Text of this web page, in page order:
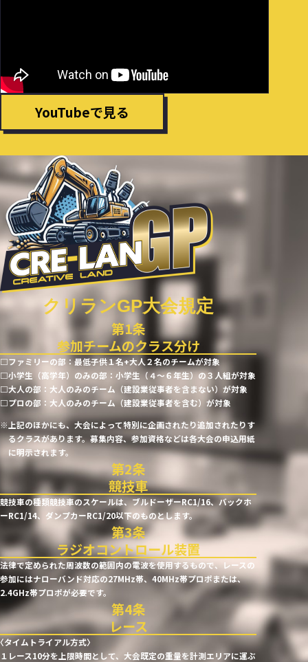
ジ
ン
験
会
を
開
催
の
記
事
を
ェ
ッ
ク
す
る
フ
ァ
感
謝
祭」
に
て
重
機
ラ
ジ
コ
ン
体
験
会
を
開
催
の
事
を
チ
ェ
ッ
ク
す
る
YouTubeで見る
クリランGP大会規定
参加チームのクラス分け
□ファミリーの部：最低子供１名+大人２名のチームが対象
□小学生（高学年）のみの部：小学生（４～６年生）の３人組が対象
□大人の部：大人のみのチーム（建設業従事者を含まない）が対象
□プロの部：大人のみのチーム（建設業従事者を含む）が対象
※上記のほかにも、大会によって特別に企画されたり追加されたりす
るクラスがあります。募集内容、参加資格などは各大会の申込用紙
に明示されます。
競技車
競技車の種類競技車のスケールは、ブルドーザーRC1/16、バックホ
ーRC1/14、ダンプカーRC1/20以下のものとします。
ラジオコントロール装置
法律で定められた周波数の範囲内の電波を使用するもので、レースの
参加にはナローバンド対応の27MHz帯、40MHz帯プロポまたは、
2.4GHz帯プロポが必要です。
レース
タイムトライアル方式〉
１レース10分を上限時間として、大会既定の重量を計測エリアに運ぶ